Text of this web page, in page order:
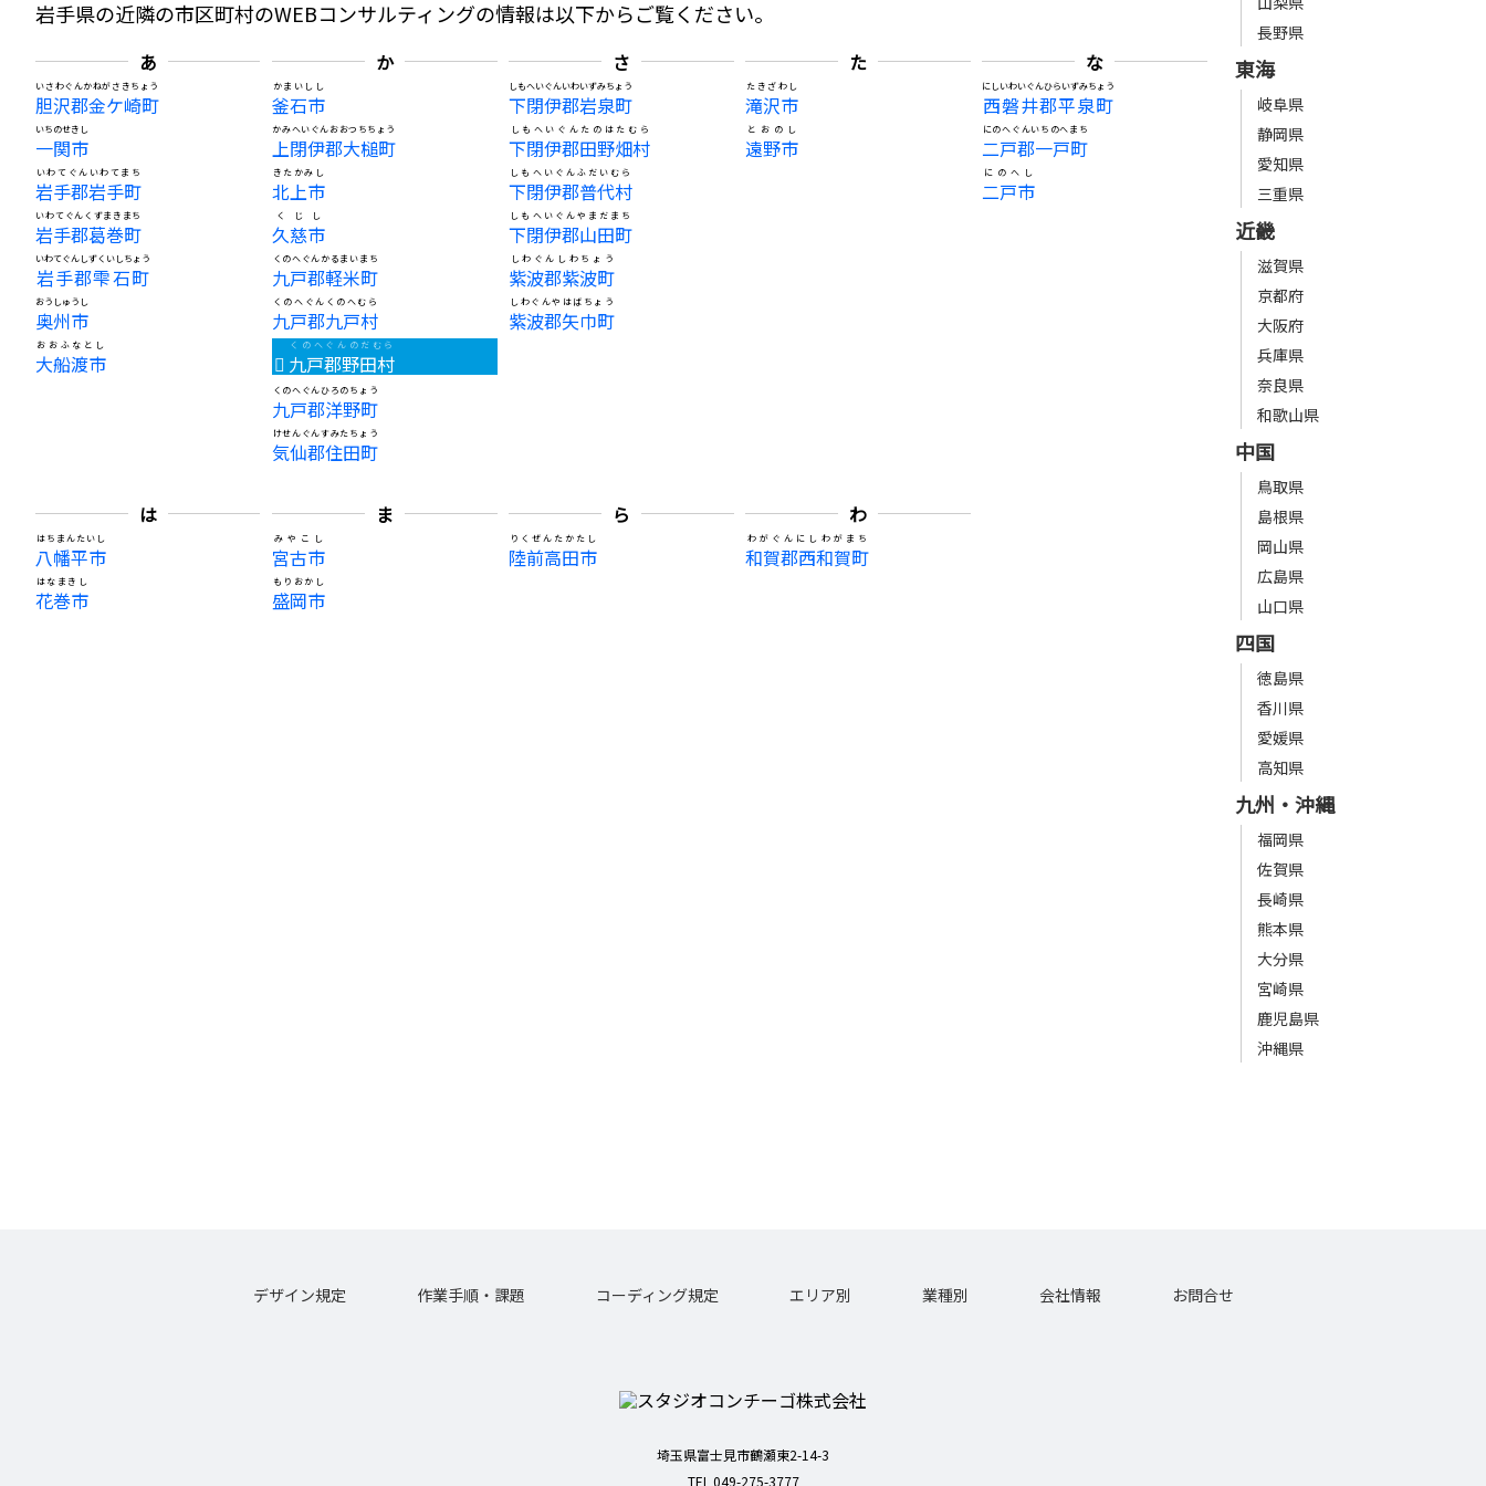
岩手県の近隣の市区町村のWEBコンサルティングの情報は以下からご覧ください。
あ
胆沢郡金ケ崎町
いさわぐんかねがさきちょう
一関市
いちのせきし
岩手郡岩手町
いわてぐんいわてまち
岩手郡葛巻町
いわてぐんくずまきまち
岩手郡雫石町
いわてぐんしずくいしちょう
奥州市
おうしゅうし
大船渡市
おおふなとし
か
釜石市
かまいしし
上閉伊郡大槌町
かみへいぐんおおつちちょう
北上市
きたかみし
久慈市
くじし
九戸郡軽米町
くのへぐんかるまいまち
九戸郡九戸村
くのへぐんくのへむら
九戸郡野田村
くのへぐんのだむら
九戸郡洋野町
くのへぐんひろのちょう
気仙郡住田町
けせんぐんすみたちょう
さ
下閉伊郡岩泉町
しもへいぐんいわいずみちょう
下閉伊郡田野畑村
しもへいぐんたのはたむら
下閉伊郡普代村
しもへいぐんふだいむら
下閉伊郡山田町
しもへいぐんやまだまち
紫波郡紫波町
しわぐんしわちょう
紫波郡矢巾町
しわぐんやはばちょう
た
滝沢市
たきざわし
遠野市
とおのし
な
西磐井郡平泉町
にしいわいぐんひらいずみちょう
二戸郡一戸町
にのへぐんいちのへまち
二戸市
にのへし
は
八幡平市
はちまんたいし
花巻市
はなまきし
ま
宮古市
みやこし
盛岡市
もりおかし
ら
陸前高田市
りくぜんたかたし
わ
和賀郡西和賀町
わがぐんにしわがまち
長野県
東海
岐阜県
静岡県
愛知県
三重県
近畿
滋賀県
京都府
大阪府
兵庫県
奈良県
和歌山県
中国
鳥取県
島根県
岡山県
広島県
山口県
四国
徳島県
香川県
愛媛県
高知県
九州・沖縄
福岡県
佐賀県
長崎県
熊本県
大分県
宮崎県
鹿児島県
沖縄県
デザイン規定 作業手順・課題 コーディング規定 エリア別 業種別 会社情報 お問合せ
埼玉県富士見市鶴瀬東2-14-3
TEL 049-275-3777